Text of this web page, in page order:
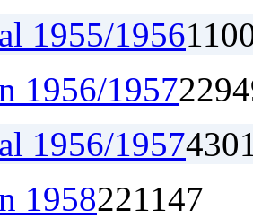
1955/1956110
1956/19572294
1956/1957430
1958221147